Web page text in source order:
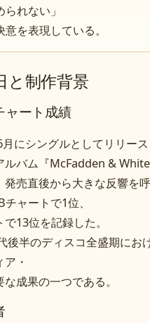
られない」
を表現している。
と制作背景
ャート成績
にシングルとしてリリース
ルバム『McFadden &
売直後から大きな反響を呼
ャートで1位、
13位を記録した。
後半のディスコ全盛期におけ
・
成果の一つである。